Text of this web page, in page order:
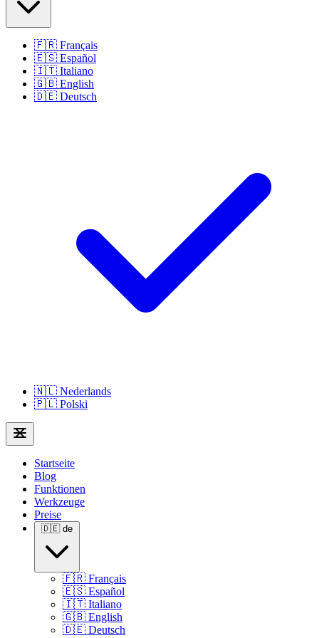
🇫🇷 Français
🇪🇸 Español
🇮🇹 Italiano
🇬🇧 English
🇩🇪 Deutsch
🇳🇱 Nederlands
🇵🇱 Polski
Startseite
Blog
Funktionen
Werkzeuge
Preise
🇩🇪 de
🇫🇷 Français
🇪🇸 Español
🇮🇹 Italiano
🇬🇧 English
🇩🇪 Deutsch